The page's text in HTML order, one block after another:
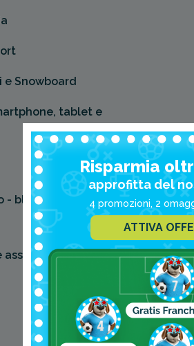
e Snowboard
tablet e
- blog
assicurazioni viaggio
Risparmia
approfitta del
4 promozioni, 2
ATTIVA